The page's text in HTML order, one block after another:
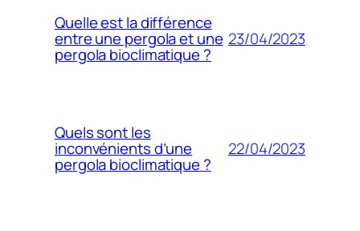
Quelle est la différence
entre une pergola et une
pergola bioclimatique ?
23/04/2023
Quels sont les
inconvénients d’une
pergola bioclimatique ?
22/04/2023